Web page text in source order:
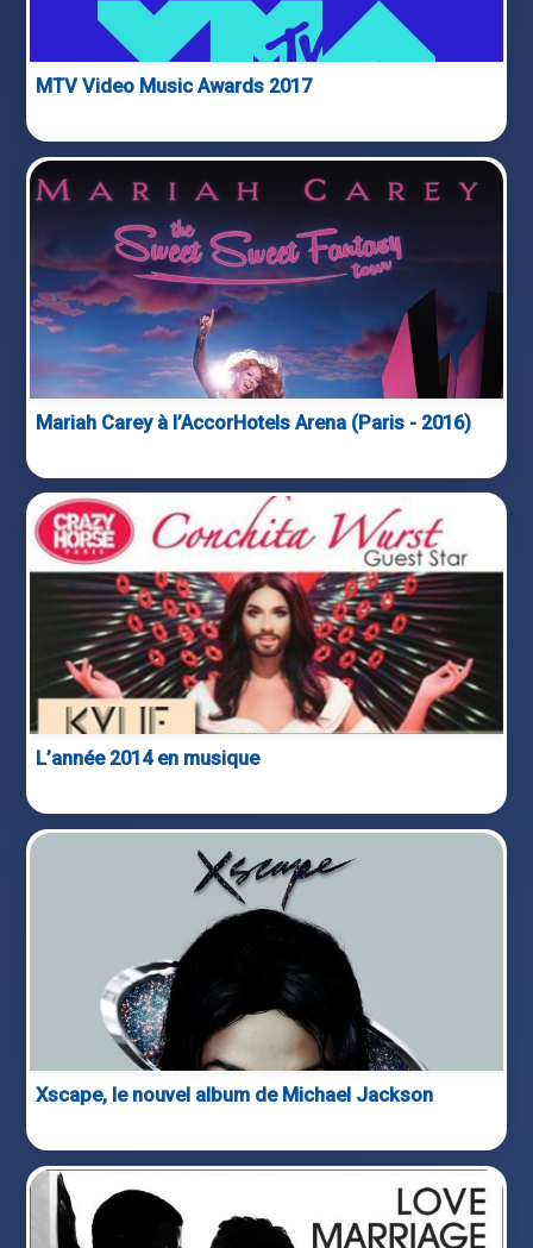
MTV Video Music Awards 2017
Mariah Carey à l’AccorHotels Arena (Paris - 2016)
L’année 2014 en musique
Xscape, le nouvel album de Michael Jackson